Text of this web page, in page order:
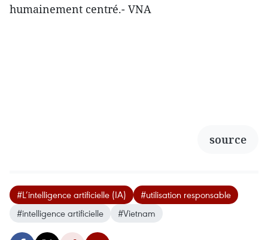
humainement centré.- VNA
source
#L’intelligence artificielle (IA)
#utilisation responsable
#intelligence artificielle
#Vietnam